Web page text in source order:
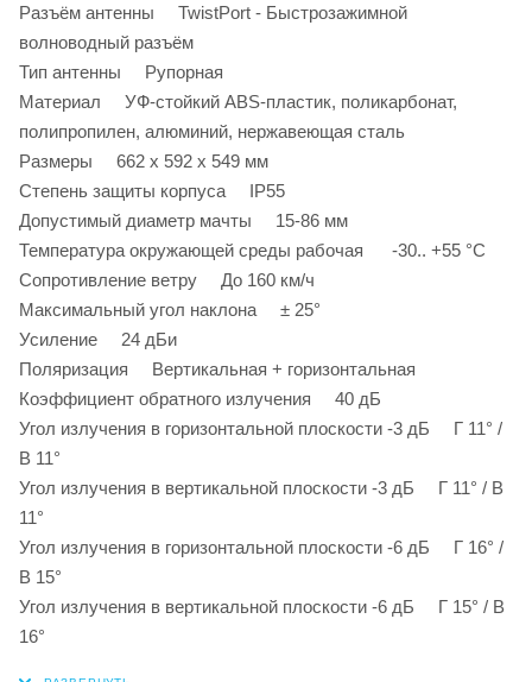
Разъём антенны TwistPort - Быстрозажимной
волноводный разъём
Тип антенны Рупорная
Материал УФ-стойкий ABS-пластик, поликарбонат,
полипропилен, алюминий, нержавеющая сталь
Размеры 662 х 592 х 549 мм
Степень защиты корпуса IP55
Допустимый диаметр мачты 15-86 мм
Температура окружающей среды рабочая -30.. +55 °C
Сопротивление ветру До 160 км/ч
Максимальный угол наклона ± 25°
Усиление 24 дБи
Поляризация Вертикальная + горизонтальная
Коэффициент обратного излучения 40 дБ
Угол излучения в горизонтальной плоскости -3 дБ Г 11° /
В 11°
Угол излучения в вертикальной плоскости -3 дБ Г 11° / В
11°
Угол излучения в горизонтальной плоскости -6 дБ Г 16° /
В 15°
Угол излучения в вертикальной плоскости -6 дБ Г 15° / В
16°